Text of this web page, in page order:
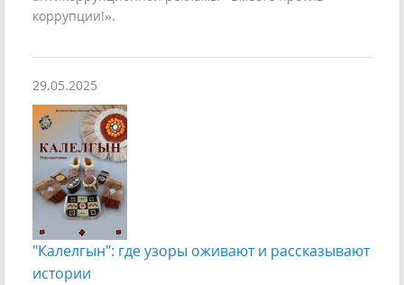
коррупции!».
29.05.2025
"Калелгын": где узоры оживают и рассказывают
истории